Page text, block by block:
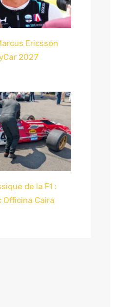
Ericsson
2027
de la F1 :
Caira